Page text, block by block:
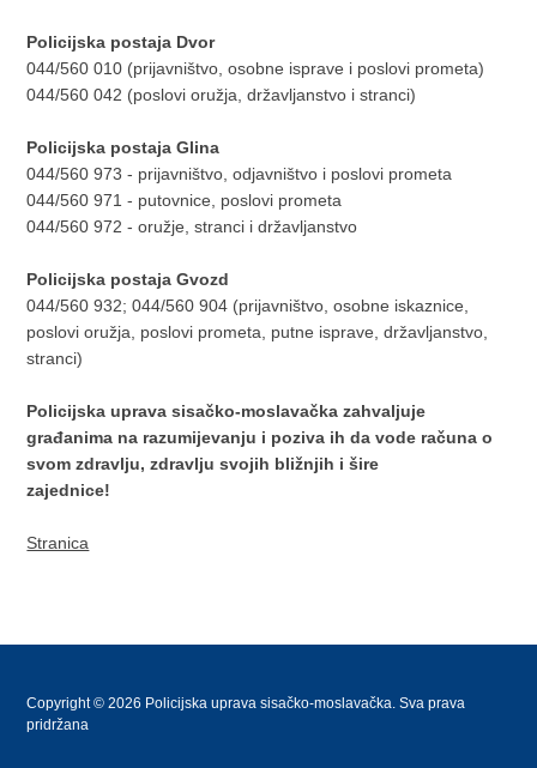
Policijska postaja Dvor
044/560 010 (prijavništvo, osobne isprave i poslovi prometa)
044/560 042 (poslovi oružja, državljanstvo i stranci)
Policijska postaja Glina
044/560 973 - prijavništvo, odjavništvo i poslovi prometa
044/560 971 - putovnice, poslovi prometa
044/560 972 - oružje, stranci i državljanstvo
Policijska postaja Gvozd
044/560 932; 044/560 904 (prijavništvo, osobne iskaznice,
poslovi oružja, poslovi prometa, putne isprave, državljanstvo,
stranci)
Policijska uprava sisačko-moslavačka zahvaljuje
građanima na razumijevanju i poziva ih da vode računa o
svom zdravlju, zdravlju svojih bližnjih i šire
zajednice!
Stranica
Copyright © 2026 Policijska uprava sisačko-moslavačka. Sva prava
pridržana